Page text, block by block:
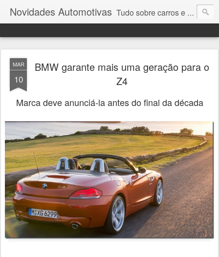
Novidades Automotivas Tudo sobre carros e motores
MAR
10
BMW garante mais uma geração para o
Z4
Marca deve anunciá-la antes do final da década